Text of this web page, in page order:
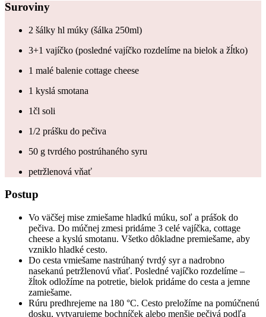
Suroviny
2 šálky hl múky (šálka 250ml)
3+1 vajíčko (posledné vajíčko rozdelíme na bielok a žĺtko)
1 malé balenie cottage cheese
1 kyslá smotana
1čl soli
1/2 prášku do pečiva
50 g tvrdého postrúhaného syru
petržlenová vňať
Postup
Vo väčšej mise zmiešame hladkú múku, soľ a prášok do
pečiva. Do múčnej zmesi pridáme 3 celé vajíčka, cottage
cheese a kyslú smotanu. Všetko dôkladne premiešame, aby
vzniklo hladké cesto.
Do cesta vmiešame nastrúhaný tvrdý syr a nadrobno
nasekanú petržlenovú vňať. Posledné vajíčko rozdelíme –
žĺtok odložíme na potretie, bielok pridáme do cesta a jemne
zamiešame.
Rúru predhrejeme na 180 °C. Cesto preložíme na pomúčnenú
dosku, vytvarujeme bochníček alebo menšie pečivá podľa